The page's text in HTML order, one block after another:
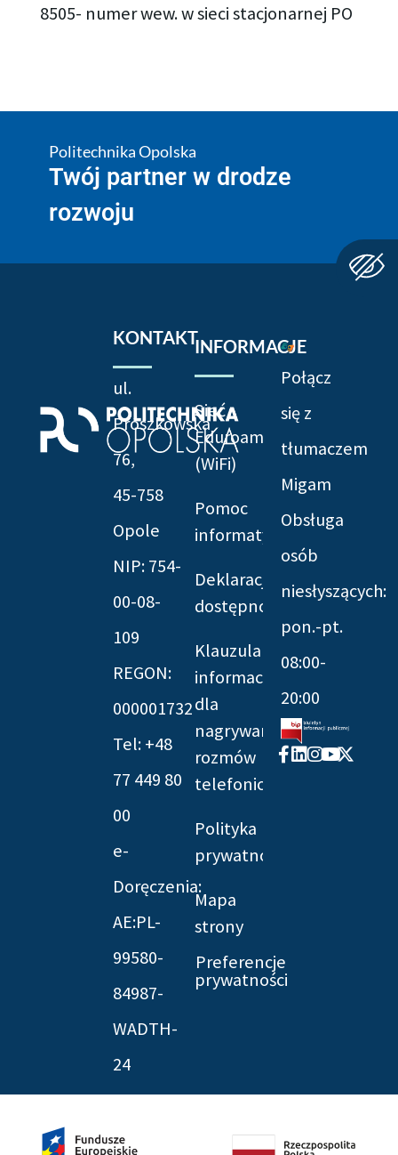
8505- numer wew. w sieci stacjonarnej PO
Politechnika Opolska
Twój partner w drodze
rozwoju
KONTAKT
ul.
Prószkowska
76,
45-758
Opole
NIP: 754-
00-08-
109
REGON:
000001732
Tel: +48
77 449 80
00
e-
Doręczenia:
AE:PL-
99580-
84987-
WADTH-
24
INFORMACJE
Sieć
Eduroam
(WiFi)
Pomoc
informatyczna
Deklaracja
dostępności
Klauzula
informacyjna
dla
nagrywania
rozmów
telefonicznych
Polityka
prywatności
Mapa
strony
Preferencje
prywatności
Połącz
się z
tłumaczem
Migam
Obsługa
osób
niesłyszących:
pon.-pt.
08:00-
20:00
Facebook-
f
Linkedin
Instagram
Youtube
X-
twitter